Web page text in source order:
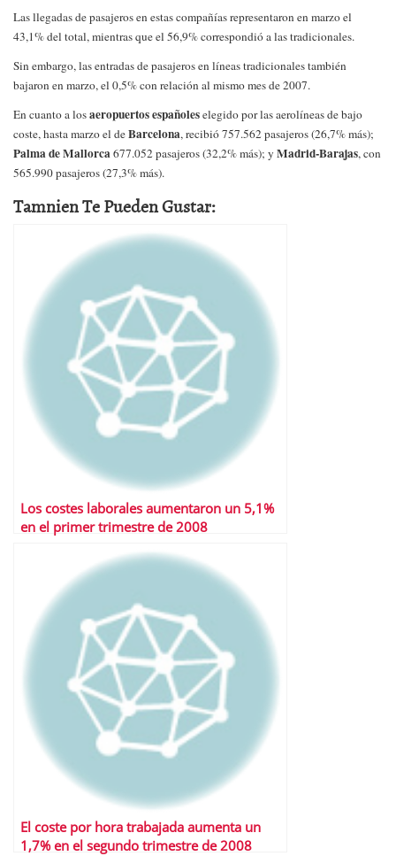
Las llegadas de pasajeros en estas compañías representaron en marzo el
43,1% del total, mientras que el 56,9% correspondió a las tradicionales.
Sin embargo, las entradas de pasajeros en líneas tradicionales también
bajaron en marzo, el 0,5% con relación al mismo mes de 2007.
En cuanto a losaeropuertos españoleselegido por las aerolíneas de bajo
coste, hasta marzo el deBarcelona, recibió 757.562 pasajeros (26,7% más);
Palma de Mallorca677.052 pasajeros (32,2% más); y Madrid-Barajas, con
565.990 pasajeros (27,3% más).
Tamnien Te Pueden Gustar:
Los costes laborales aumentaron un 5,1%
en el primer trimestre de 2008
El coste por hora trabajada aumenta un
1,7% en el segundo trimestre de 2008